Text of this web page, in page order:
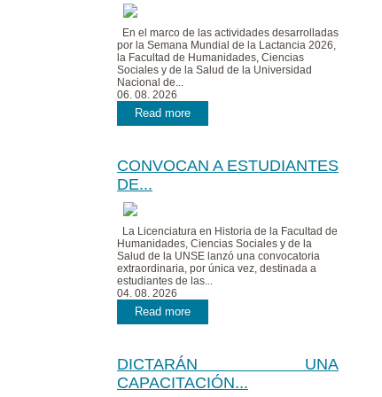
En el marco de las actividades desarrolladas
por la Semana Mundial de la Lactancia 2026,
la Facultad de Humanidades, Ciencias
Sociales y de la Salud de la Universidad
Nacional de...
06. 08. 2026
Read more
CONVOCAN A ESTUDIANTES
DE...
La Licenciatura en Historia de la Facultad de
Humanidades, Ciencias Sociales y de la
Salud de la UNSE lanzó una convocatoria
extraordinaria, por única vez, destinada a
estudiantes de las...
04. 08. 2026
Read more
DICTARÁN UNA
CAPACITACIÓN...